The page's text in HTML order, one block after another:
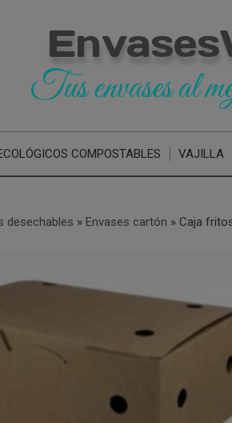
Tus envases al
COMPOSTABLES VAJILLA
desechables » Envases cartón » Caja